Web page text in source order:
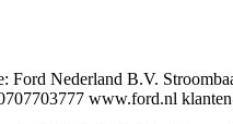
Ford Nederland B.V.
www.ford.nl